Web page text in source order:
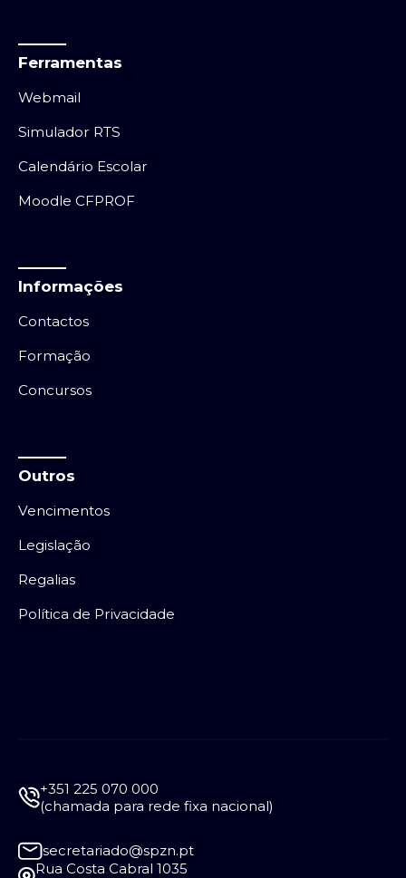
Ferramentas
Webmail
Simulador RTS
Calendário Escolar
Moodle CFPROF
Informações
Contactos
Formação
Concursos
Outros
Vencimentos
Legislação
Regalias
Política de Privacidade
+351 225 070 000
(chamada para rede fixa nacional)
secretariado@spzn.pt
Rua Costa Cabral 1035